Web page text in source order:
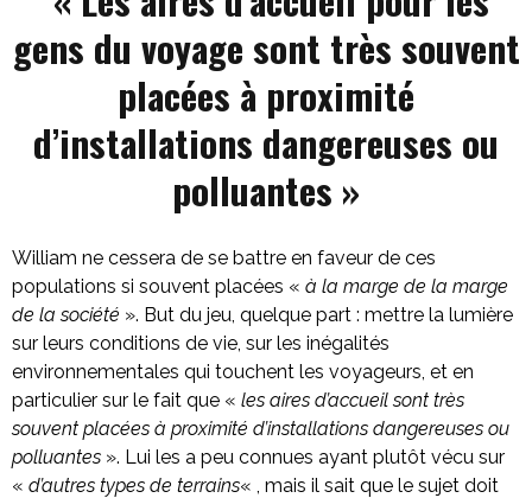
gens du voyage sont très souvent
placées à proximité
d’installations dangereuses ou
polluantes »
William ne cessera de se battre en faveur de ces
populations si souvent placées « à la marge de la marge
de la société ». But du jeu, quelque part : mettre la lumière
sur leurs conditions de vie, sur les inégalités
environnementales qui touchent les voyageurs, et en
particulier sur le fait que « les aires d’accueil sont très
souvent placées à proximité d’installations dangereuses ou
polluantes ». Lui les a peu connues ayant plutôt vécu sur
« d’autres types de terrains« , mais il sait que le sujet doit